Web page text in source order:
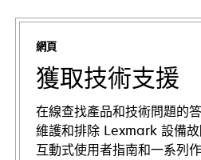
網頁
獲取技術支援
在線查找產品和技術問題的
維護和排除 Lexmark 設備故
互動式使用者指南和一系列